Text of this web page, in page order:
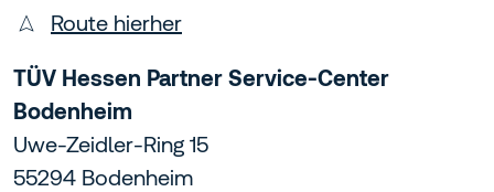
Route hierher
TÜV Hessen Partner Service-Center
Bodenheim
Uwe-Zeidler-Ring 15
55294 Bodenheim